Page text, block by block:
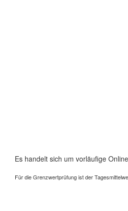
Es handelt sich um vorläufige
Für die Grenzwertprüfung ist der